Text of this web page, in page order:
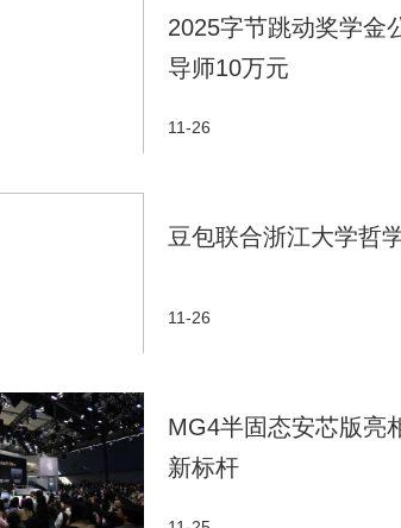
2025字节跳动奖学金
导师10万元
11-26
豆包联合浙江大学哲
11-26
MG4半固态安芯版亮
新标杆